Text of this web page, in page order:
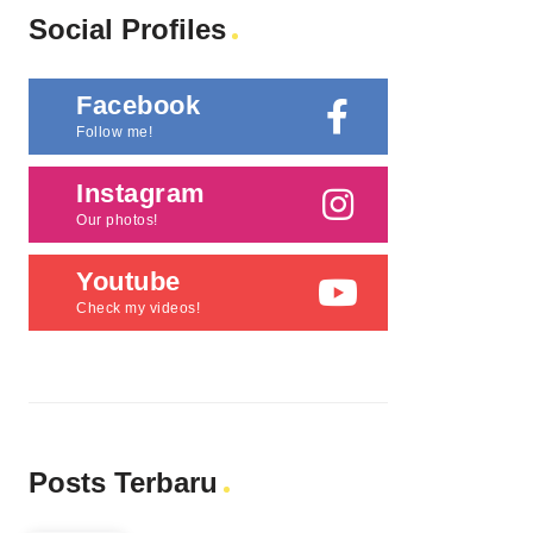
Social Profiles
Facebook
Follow me!
Instagram
Our photos!
Youtube
Check my videos!
Posts Terbaru